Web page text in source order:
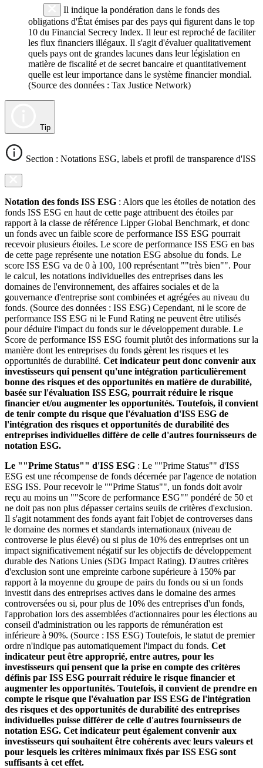
Il indique la pondération dans le fonds des
obligations d'État émises par des pays qui figurent dans le top
10 du Financial Secrecy Index. Il leur est reproché de faciliter
les flux financiers illégaux. Il s'agit d'évaluer qualitativement
quels pays ont de grandes lacunes dans leur législation en
matière de fiscalité et de secret bancaire et quantitativement
quelle est leur importance dans le système financier mondial.
(Source des données : Tax Justice Network)
Tip
Section : Notations ESG, labels et profil de transparence d'ISS
Notation des fonds ISS ESG : Alors que les étoiles de notation des
fonds ISS ESG en haut de cette page attribuent des étoiles par
rapport à la classe de référence Lipper Global Benchmark, et donc
un fonds avec un faible score de performance ISS ESG pourrait
recevoir plusieurs étoiles. Le score de performance ISS ESG en bas
de cette page représente une notation ESG absolue du fonds. Le
score ISS ESG va de 0 à 100, 100 représentant ""très bien"". Pour
le calcul, les notations individuelles des entreprises dans les
domaines de l'environnement, des affaires sociales et de la
gouvernance d'entreprise sont combinées et agrégées au niveau du
fonds. (Source des données : ISS ESG) Cependant, ni le score de
performance ISS ESG ni le Fund Rating ne peuvent être utilisés
pour déduire l'impact du fonds sur le développement durable. Le
Score de performance ISS ESG fournit plutôt des informations sur la
manière dont les entreprises du fonds gèrent les risques et les
opportunités de durabilité. Cet indicateur peut donc convenir aux
investisseurs qui pensent qu'une intégration particulièrement
bonne des risques et des opportunités en matière de durabilité,
basée sur l'évaluation ISS ESG, pourrait réduire le risque
financier et/ou augmenter les opportunités. Toutefois, il convient
de tenir compte du risque que l'évaluation d'ISS ESG de
l'intégration des risques et opportunités de durabilité des
entreprises individuelles diffère de celle d'autres fournisseurs de
notation ESG.
Le ""Prime Status"" d'ISS ESG : Le ""Prime Status"" d'ISS
ESG est une récompense de fonds décernée par l'agence de notation
ESG ISS. Pour recevoir le ""Prime Status"", un fonds doit avoir
reçu au moins un ""Score de performance ESG"" pondéré de 50 et
ne doit pas non plus dépasser certains seuils de critères d'exclusion.
Il s'agit notamment des fonds ayant fait l'objet de controverses dans
le domaine des normes et standards internationaux (niveau de
controverse le plus élevé) ou si plus de 10% des entreprises ont un
impact significativement négatif sur les objectifs de développement
durable des Nations Unies (SDG Impact Rating). D'autres critères
d'exclusion sont une empreinte carbone supérieure à 150% par
rapport à la moyenne du groupe de pairs du fonds ou si un fonds
investit dans des entreprises actives dans le domaine des armes
controversées ou si, pour plus de 10% des entreprises d'un fonds,
l'approbation lors des assemblées d'actionnaires pour les élections au
conseil d'administration ou les rapports de rémunération est
inférieure à 90%. (Source : ISS ESG) Toutefois, le statut de premier
ordre n'indique pas automatiquement l'impact du fonds. Cet
indicateur peut être approprié, entre autres, pour les
investisseurs qui pensent que la prise en compte des critères
définis par ISS ESG pourrait réduire le risque financier et
augmenter les opportunités. Toutefois, il convient de prendre en
compte le risque que l'évaluation par ISS ESG de l'intégration
des risques et des opportunités de durabilité des entreprises
individuelles puisse différer de celle d'autres fournisseurs de
notation ESG. Cet indicateur peut également convenir aux
investisseurs qui souhaitent être cohérents avec leurs valeurs et
pour lesquels les critères minimaux fixés par ISS ESG sont
suffisants à cet effet.